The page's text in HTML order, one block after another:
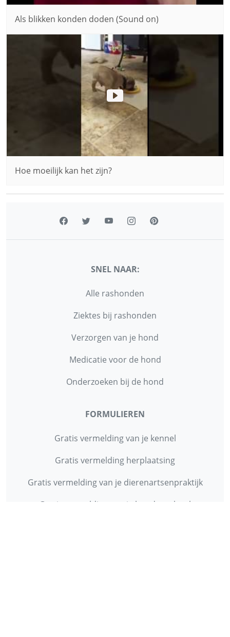
Als blikken konden doden (Sound on)
Hoe moeilijk kan het zijn?
SNEL NAAR:
Alle rashonden
Ziektes bij rashonden
Verzorgen van je hond
Medicatie voor de hond
Onderzoeken bij de hond
FORMULIEREN
Gratis vermelding van je kennel
Gratis vermelding herplaatsing
Gratis vermelding van je dierenartsenpraktijk
Gratis vermelding van je hondenschool